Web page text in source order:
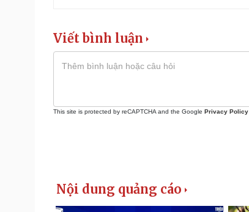
Viết bình luận
This site is protected by reCAPTCHA and the Google Privacy Policy